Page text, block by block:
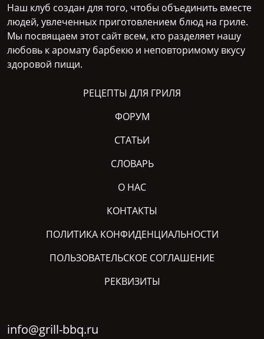
Наш клуб создан для того, чтобы объединить вместе
людей, увлеченных приготовлением блюд на гриле.
Мы посвящаем этот сайт всем, кто разделяет нашу
любовь к аромату барбекю и неповторимому вкусу
здоровой пищи.
РЕЦЕПТЫ ДЛЯ ГРИЛЯ
ФОРУМ
СТАТЬИ
СЛОВАРЬ
О НАС
КОНТАКТЫ
ПОЛИТИКА КОНФИДЕНЦИАЛЬНОСТИ
ПОЛЬЗОВАТЕЛЬСКОЕ СОГЛАШЕНИЕ
РЕКВИЗИТЫ
info@grill-bbq.ru